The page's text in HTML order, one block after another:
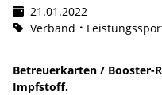
21.01.2022
Verband
Betreuerkarten / Booster-
Impfstoff.